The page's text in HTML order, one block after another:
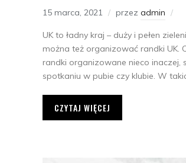
15 marca, 2021 przez admin
UK to ładny kraj – duży i pełen
można też organizować randki UK.
randki organizowane nieco inaczej,
spotkaniu w pubie czy klubie. W
CZYTAJ WIĘCEJ